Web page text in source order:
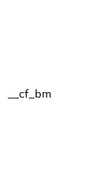
__cf_bm